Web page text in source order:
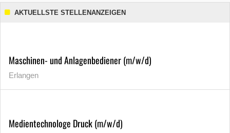
AKTUELLSTE STELLENANZEIGEN
Maschinen- und Anlagenbediener (m/w/d)
Erlangen
Medientechnologe Druck (m/w/d)